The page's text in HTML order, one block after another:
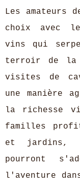
Les amateurs
choix avec
vins qui
terroir de
visites de
une manière
la richesse
familles
et jardins,
pourront
l'aventure